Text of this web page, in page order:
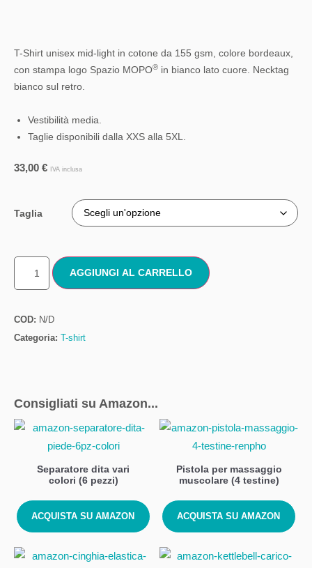
T-Shirt unisex mid-light in cotone da 155 gsm, colore bordeaux,
con stampa logo Spazio MOPO® in bianco lato cuore. Necktag
bianco sul retro.
Vestibilità media.
Taglie disponibili dalla XXS alla 5XL.
33,00 € IVA inclusa
Taglia
AGGIUNGI AL CARRELLO
COD: N/D
Categoria: T-shirt
Consigliati su Amazon...
Separatore dita vari
colori (6 pezzi)
ACQUISTA SU AMAZON
Pistola per massaggio
muscolare (4 testine)
ACQUISTA SU AMAZON